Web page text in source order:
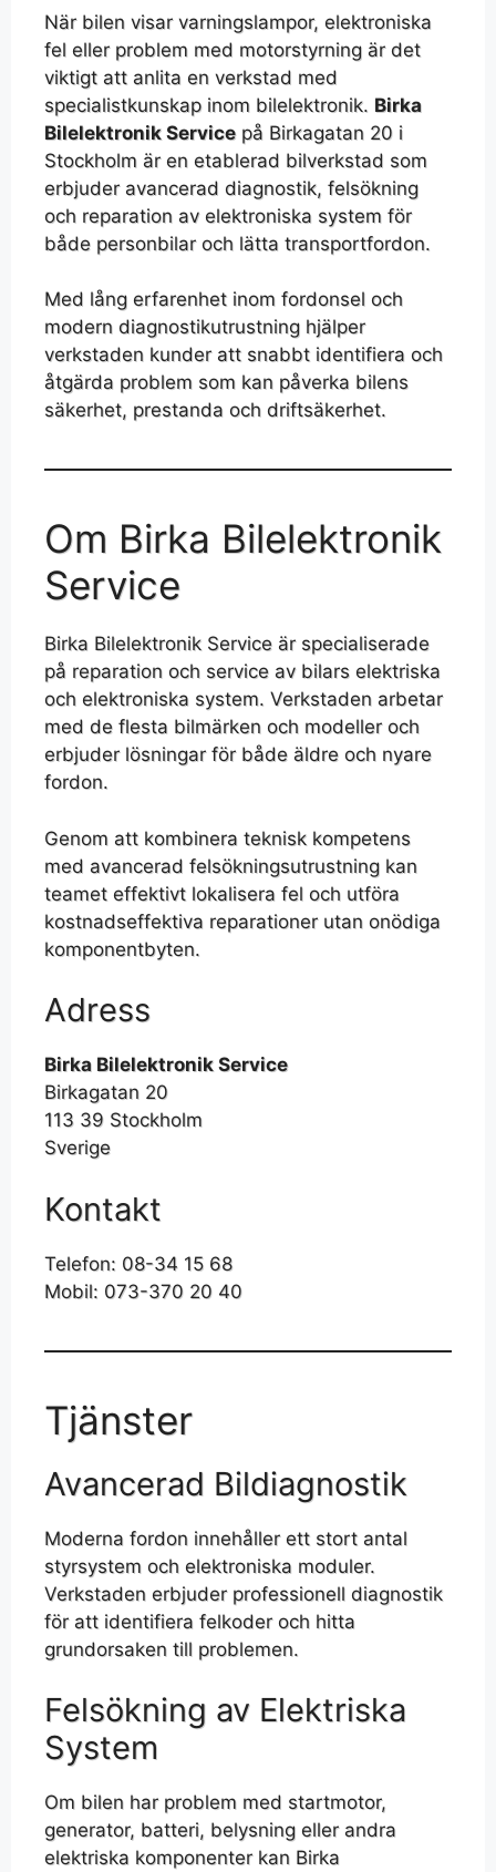
När bilen visar varningslampor, elektroniska
fel eller problem med motorstyrning är det
viktigt att anlita en verkstad med
specialistkunskap inom bilelektronik. Birka
Bilelektronik Servicepå Birkagatan 20 i
Stockholm är en etablerad bilverkstad som
erbjuder avancerad diagnostik, felsökning
och reparation av elektroniska system för
både personbilar och lätta transportfordon.
Med lång erfarenhet inom fordonsel och
modern diagnostikutrustning hjälper
verkstaden kunder att snabbt identifiera och
åtgärda problem som kan påverka bilens
säkerhet, prestanda och driftsäkerhet.
Om Birka Bilelektronik
Service
Birka Bilelektronik Service är specialiserade
på reparation och service av bilars elektriska
och elektroniska system. Verkstaden arbetar
med de flesta bilmärken och modeller och
erbjuder lösningar för både äldre och nyare
fordon.
Genom att kombinera teknisk kompetens
med avancerad felsökningsutrustning kan
teamet effektivt lokalisera fel och utföra
kostnadseffektiva reparationer utan onödiga
komponentbyten.
Adress
Birka Bilelektronik Service
Birkagatan 20
113 39 Stockholm
Sverige
Kontakt
Telefon: 08-34 15 68
Mobil: 073-370 20 40
Tjänster
Avancerad Bildiagnostik
Moderna fordon innehåller ett stort antal
styrsystem och elektroniska moduler.
Verkstaden erbjuder professionell diagnostik
för att identifiera felkoder och hitta
grundorsaken till problemen.
Felsökning av Elektriska
System
Om bilen har problem med startmotor,
generator, batteri, belysning eller andra
elektriska komponenter kan Birka